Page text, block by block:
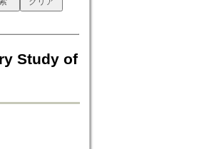
Study of